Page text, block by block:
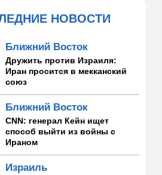
НОВОСТИ
Ближний Восток
Дружить против Израиля:
Иран просится в мекканский
союз
Ближний Восток
CNN: генерал Кейн ищет
способ выйти из войны с
Ираном
Израиль